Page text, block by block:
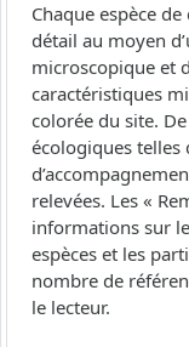
Chaque espèce
détail au moyen
microscopique et
caractéristiques
colorée du site.
écologiques telles
relevées. Les «
informations sur
espèces et les
nombre de
le lecteur.